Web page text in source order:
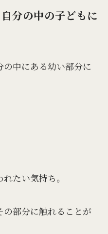
分の中の子どもに
中にある幼い部分に
たい気持ち。
部分に触れることが